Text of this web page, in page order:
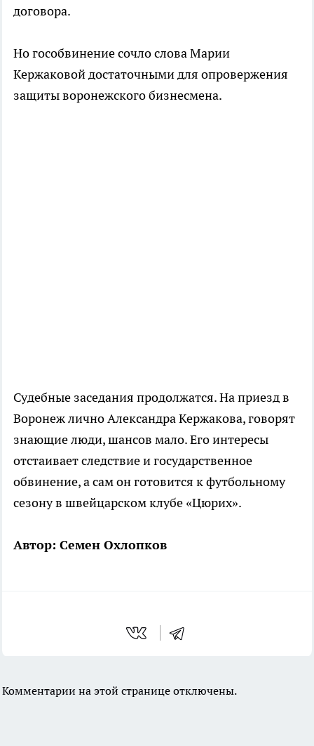
договора.
Но гособвинение сочло слова Марии
Кержаковой достаточными для опровержения
защиты воронежского бизнесмена.
Судебные заседания продолжатся. На приезд в
Воронеж лично Александра Кержакова, говорят
знающие люди, шансов мало. Его интересы
отстаивает следствие и государственное
обвинение, а сам он готовится к футбольному
сезону в швейцарском клубе «Цюрих».
Автор: Семен Охлопков
Комментарии на этой странице отключены.